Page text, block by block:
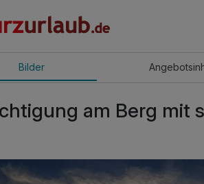
Bilder Angebot
am Berg mit